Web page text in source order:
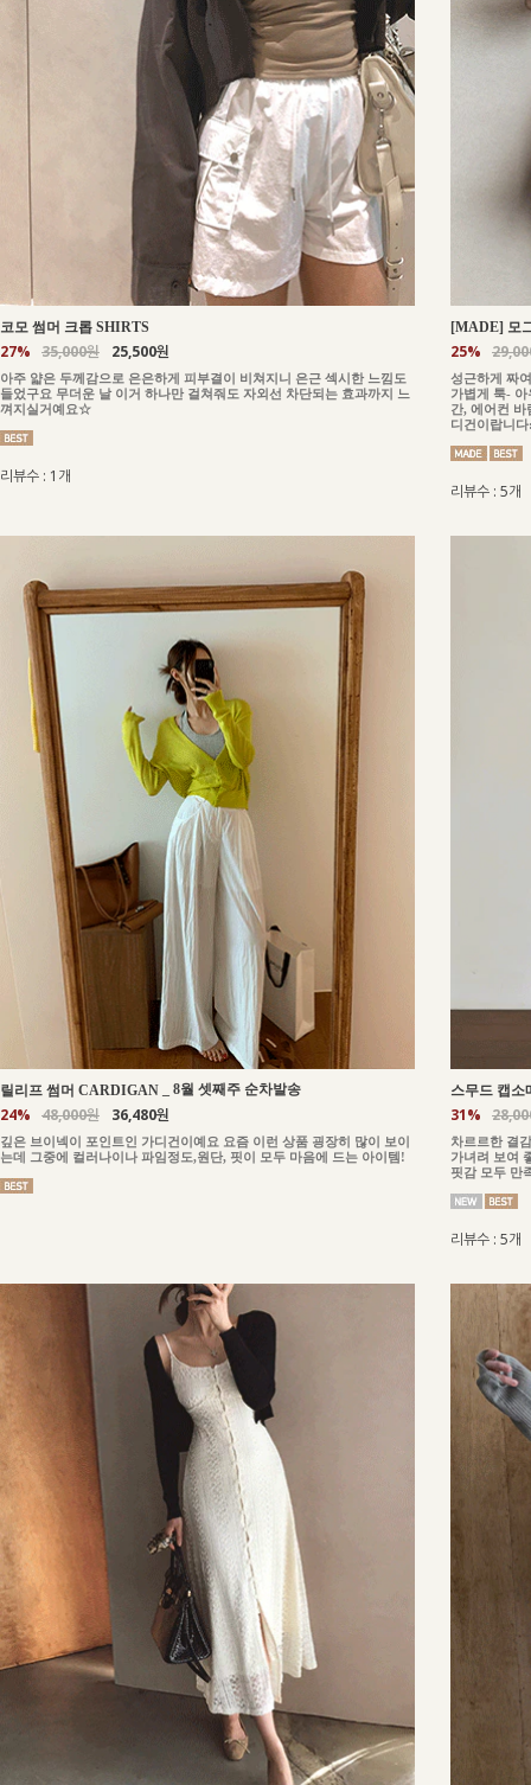
코모 썸머 크롭 SHIRTS
27% 35,000원 25,500원
아주 얇은 두께감으로 은은하게 피부결이 비쳐지니 은근 섹시한 느낌도
들었구요 무더운 날 이거 하나만 걸쳐줘도 자외선 차단되는 효과까지 느
껴지실거예요☆
리뷰수 : 1개
[MADE] 모
25%
성근하게 짜
가볍게 툭-
간, 에어컨 바
디건이랍니
리뷰수 : 5개
릴리프 썸머 CARDIGAN 8월 셋째주 순차발송
24% 48,000원 36,480원
깊은 브이넥이 포인트인 가디건이예요 요즘 이런 상품 굉장히 많이 보이
는데 그중에 컬러나이나 파임정도,원단, 핏이 모두 마음에 드는 아이템!
스무드 캡
31%
차르르한 결
가녀려 보여
핏감 모두 만
리뷰수 : 5개